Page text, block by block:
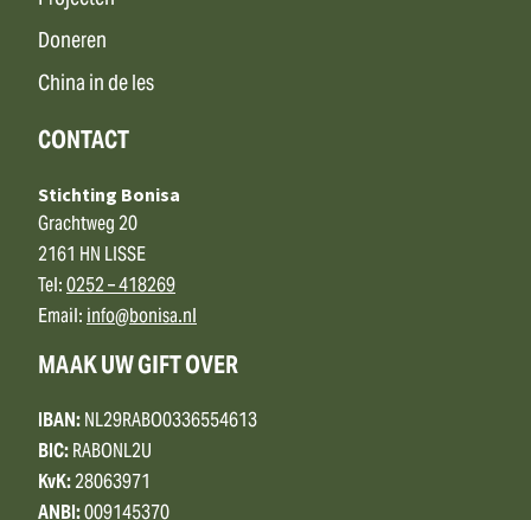
Doneren
China in de les
CONTACT
Stichting Bonisa
Grachtweg 20
2161 HN LISSE
Tel:0252 – 418269
Email:info@bonisa.nl
MAAK UW GIFT OVER
IBAN:NL29RABO0336554613
BIC:RABONL2U
KvK:28063971